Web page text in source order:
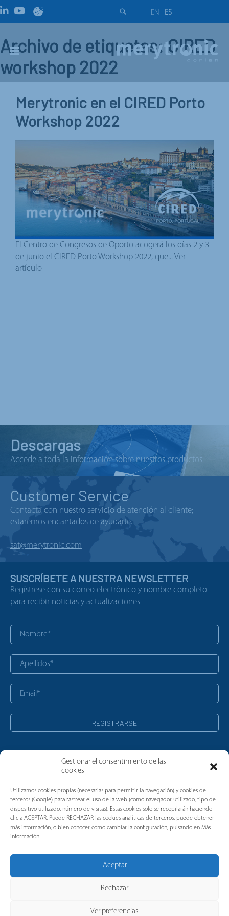
Gestionar el consentimiento de las
cookies
Utilizamos cookies propias (necesarias para permitir la navegación) y cookies de
terceros (Google) para rastrear el uso de la web (como navegador utilizado, tipo de
dispositivo utilizado, número de visitas). Estas cookies solo se recopilarán haciendo
clic a ACEPTAR. Puede RECHAZAR las cookies analíticas de terceros, puede obtener
más información, o bien conocer como cambiar la configuración, pulsando en Más
información.
Aceptar
Rechazar
Ver preferencias
EN ES
Archivo de etiquetas: CIRED
workshop 2022
Merytronic en el CIRED Porto
Workshop 2022
El Centro de Congresos de Oporto acogerá los días 2 y 3
de junio el CIRED Porto Workshop 2022, que... Ver
artículo
Descargas
Accede a toda la información sobre nuestros productos.
Customer Service
Contacta con nuestro servicio de atención al cliente;
estaremos encantados de ayudarte.
sat@merytronic.com
SUSCRÍBETE A NUESTRA NEWSLETTER
Regístrese con su correo electrónico y nombre completo
para recibir noticias y actualizaciones
Noticias